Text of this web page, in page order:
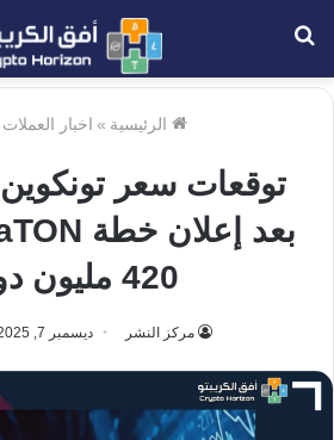
الرئيسية » اخبار
توقعات سعر
420 مليون دولار
مركز النشر ديسمبر 7, 2025